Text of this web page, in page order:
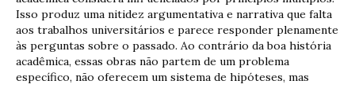
Isso produz uma nitidez argumentativa e narrativa que falta
aos trabalhos universitários e parece responder plenamente
às perguntas sobre o passado. Ao contrário da boa história
acadêmica, essas obras não partem de um problema
específico, não oferecem um sistema de hipóteses, mas